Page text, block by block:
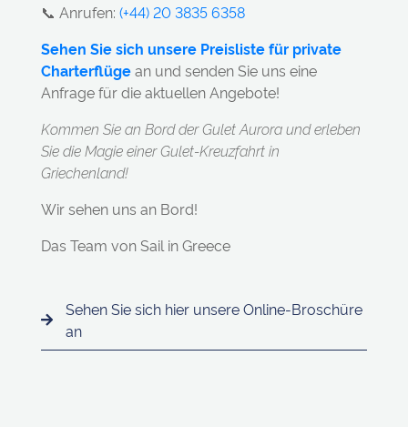
📞 Anrufen: (+44) 20 3835 6358
Sehen Sie sich unsere Preisliste für private
Charterflügean und senden Sie uns eine
Anfrage für die aktuellen Angebote!
Kommen Sie an Bord der Gulet Aurora und erleben
Sie die Magie einer Gulet-Kreuzfahrt in
Griechenland!
Wir sehen uns an Bord!
Das Team von Sail in Greece
Sehen Sie sich hier unsere Online-Broschüre
an